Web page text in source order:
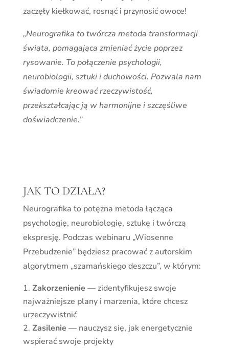
zaczęły kiełkować, rosnąć i przynosić owoce!
„Neurografika to twórcza metoda transformacji
świata, pomagająca zmieniać życie poprzez
rysowanie. To połączenie psychologii,
neurobiologii, sztuki i duchowości. Pozwala nam
świadomie kreować rzeczywistość,
przekształcając ją w harmonijne i szczęśliwe
doświadczenie.”
JAK TO DZIAŁA?
Neurografika to potężna metoda łącząca
psychologię, neurobiologię, sztukę i twórczą
ekspresję. Podczas webinaru „Wiosenne
Przebudzenie” będziesz pracować z autorskim
algorytmem „szamańskiego deszczu”, w którym:
Zakorzenienie — zidentyfikujesz swoje
najważniejsze plany i marzenia, które chcesz
urzeczywistnić
Zasilenie — nauczysz się, jak energetycznie
wspierać swoje projekty